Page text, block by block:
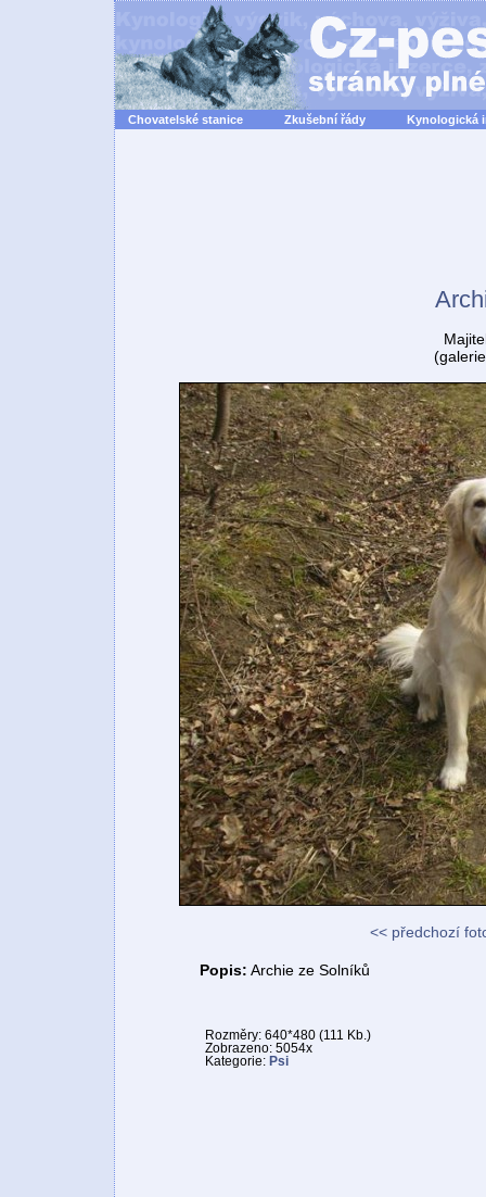
Chovatelské stanice Zkušební řády Kynologická
<< předchozí
Popis: Archie ze Solníků
Rozměry: 640*480 (111 Kb.)
Zobrazeno: 5054x
Kategorie: Psi